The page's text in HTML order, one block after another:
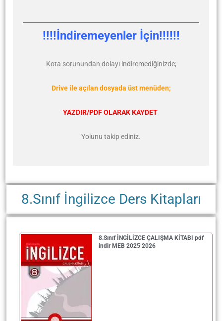
!!!!İndiremeyenler İçin!!!!!!
Kota sorunundan dolayı indiremediğinizde;
Drive ile açılan dosyada üst menüden;
YAZDIR/PDF OLARAK KAYDET
Yolunu takip ediniz.
8.Sınıf İngilizce Ders Kitapları
8.Sınıf İNGİLİZCE ÇALIŞMA KİTABI pdf
indir MEB 2025 2026